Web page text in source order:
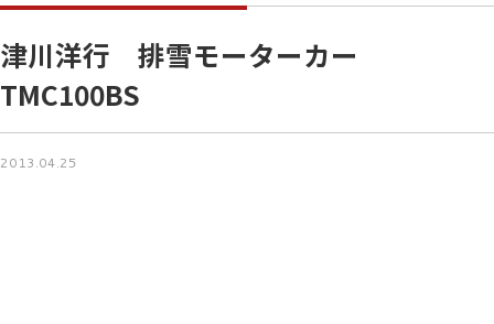
津川洋行 排雪モーターカー
TMC100BS
2013.04.25